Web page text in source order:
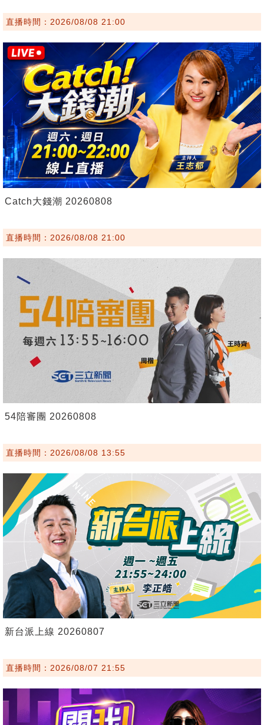
直播時間：2026/08/08 21:00
Catch大錢潮 20260808
直播時間：2026/08/08 21:00
54陪審團 20260808
直播時間：2026/08/08 13:55
新台派上線 20260807
直播時間：2026/08/07 21:55